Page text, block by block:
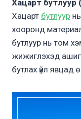
Хацарт бутлуур
Хацарт бутлуур
хооронд
бутлуур нь том
жижиглэхэд
бутлах үйл явцад